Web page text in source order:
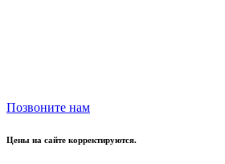
Позвоните нам
Цены на сайте корректируются.